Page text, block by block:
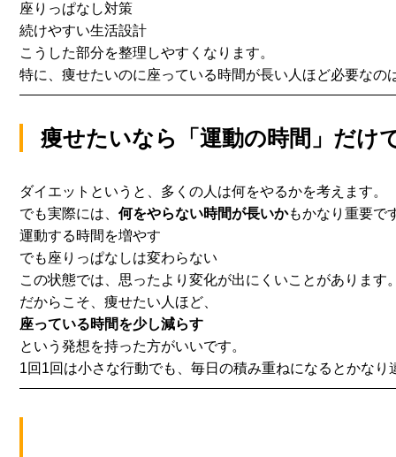
座りっぱなし対策
続けやすい生活設計
こうした部分を整理しやすくなります。
特に、痩せたいのに座っている時間が長い人ほど必要なの
痩せたいなら「運動の時間」だけ
ダイエットというと、多くの人は何をやるかを考えます。
でも実際には、何をやらない時間が長いかもかなり重要で
運動する時間を増やす
でも座りっぱなしは変わらない
この状態では、思ったより変化が出にくいことがあります
だからこそ、痩せたい人ほど、
座っている時間を少し減らす
という発想を持った方がいいです。
1回1回は小さな行動でも、毎日の積み重ねになるとかなり